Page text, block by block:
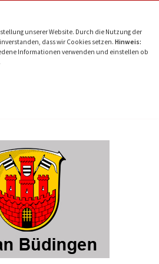
unserer Website. Durch die Nutzung der
dass wir Cookies setzen.Hinweis:
Informationen verwenden und einstellen ob